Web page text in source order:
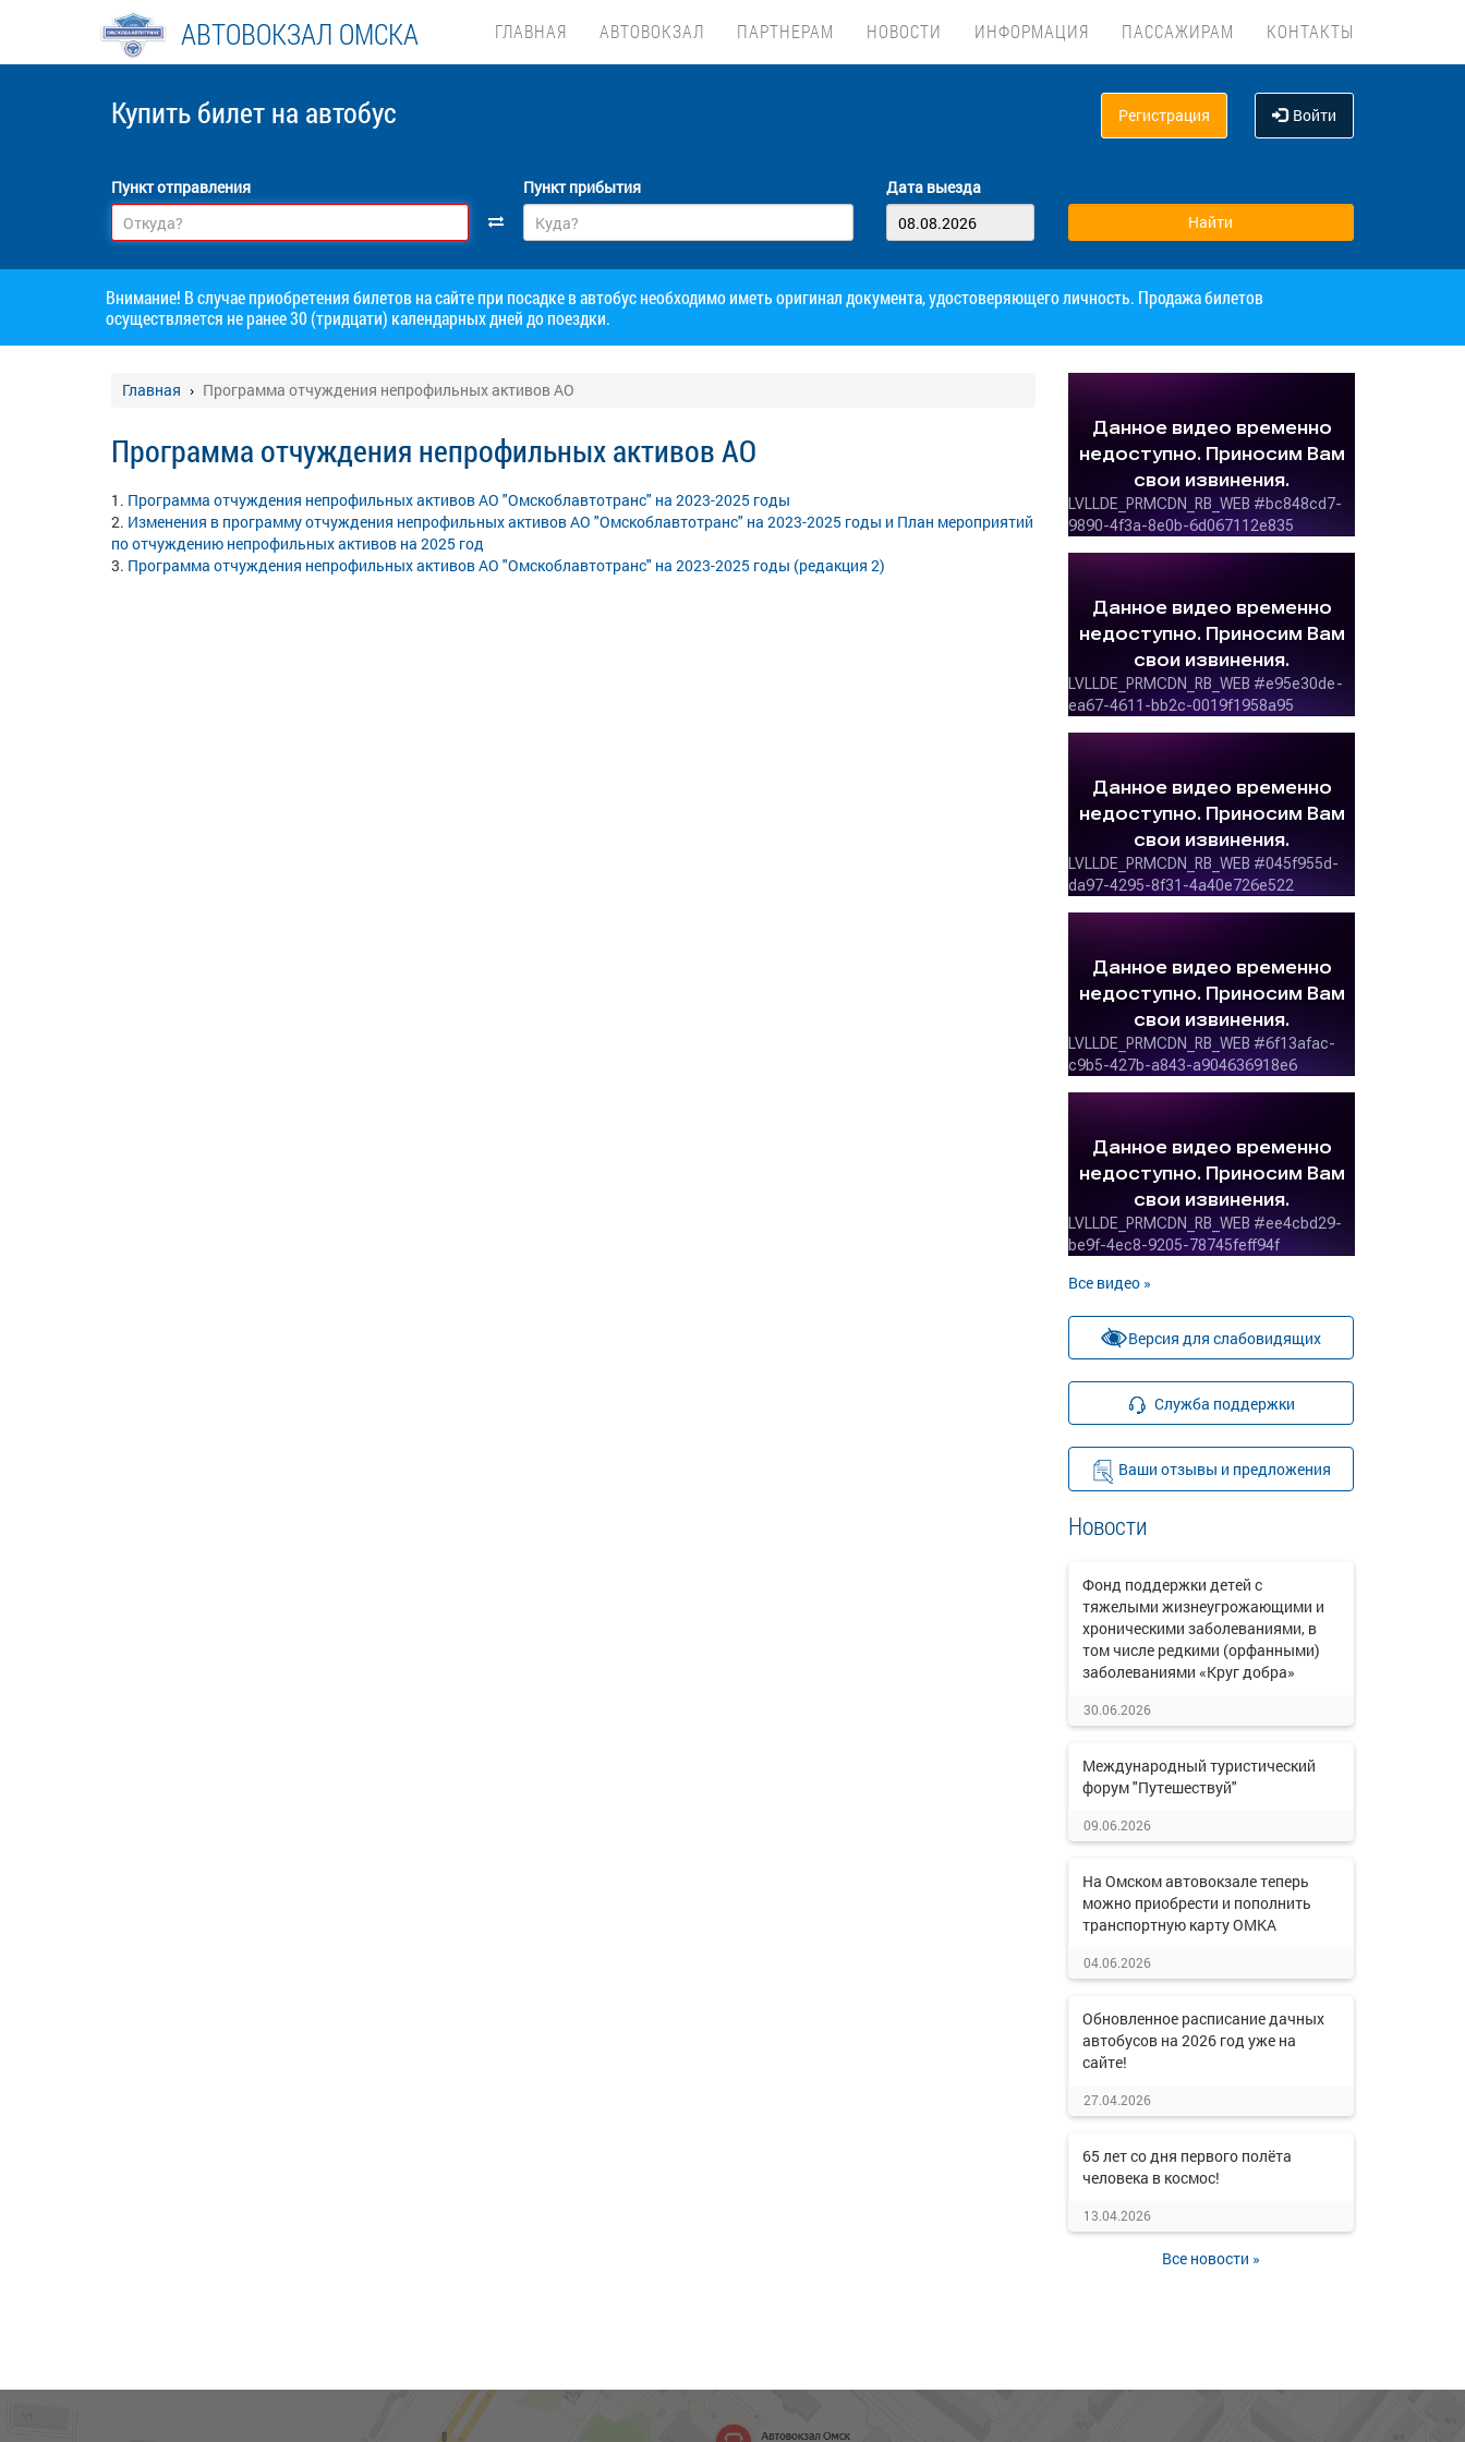
АВТОВОКЗАЛ ОМСКА ГЛАВНАЯ АВТОВОКЗАЛ ПАРТНЕРАМ НОВОСТИ ИНФОРМАЦИЯ ПАССАЖИРАМ КОНТАКТЫ
Купить билет на автобус Регистрация Войти
Пункт отправления Пункт прибытия Дата выезда
Внимание! В случае приобретения билетов на сайте при посадке в автобус необходимо иметь оригинал документа, удостоверяющего личность. Продажа билетов
осуществляется не ранее 30 (тридцати) календарных дней до поездки.
Главная Программа отчуждения непрофильных активов АО
Программа отчуждения непрофильных активов АО
Программа отчуждения непрофильных активов АО "Омскоблавтотранс" на 2023-2025 годы
Изменения в программу отчуждения непрофильных активов АО "Омскоблавтотранс" на 2023-2025 годы и План мероприятий
по отчуждению непрофильных активов на 2025 год
Программа отчуждения непрофильных активов АО "Омскоблавтотранс" на 2023-2025 годы (редакция 2)
Все видео »
Версия для слабовидящих
Служба поддержки
Ваши отзывы и предложения
Новости
Фонд поддержки детей с
тяжелыми жизнеугрожающими и
хроническими заболеваниями, в
том числе редкими (орфанными)
заболеваниями «Круг добра»
30.06.2026
Международный туристический
форум "Путешествуй"
09.06.2026
На Омском автовокзале теперь
можно приобрести и пополнить
транспортную карту ОМКА
04.06.2026
Обновленное расписание дачных
автобусов на 2026 год уже на
сайте!
27.04.2026
65 лет со дня первого полёта
человека в космос!
13.04.2026
Все новости »